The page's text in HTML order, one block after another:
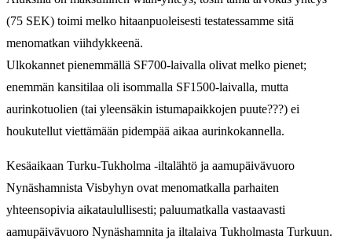
(75 SEK) toimi melko hitaanpuoleisesti testatessamme sitä
menomatkan viihdykkeenä.
Ulkokannet pienemmällä SF700-laivalla olivat melko pienet;
enemmän kansitilaa oli isommalla SF1500-laivalla, mutta
aurinkotuolien (tai yleensäkin istumapaikkojen puute???) ei
houkutellut viettämään pidempää aikaa aurinkokannella.
Kesäaikaan Turku-Tukholma -iltalähtö ja aamupäivävuoro
Nynäshamnista Visbyhyn ovat menomatkalla parhaiten
yhteensopivia aikataulullisesti; paluumatkalla vastaavasti
aamupäivävuoro Nynäshamnita ja iltalaiva Tukholmasta Turkuun.